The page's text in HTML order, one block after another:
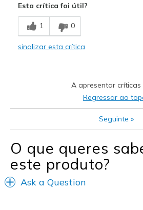
Stylish
Contras
Not as warm as I had hoped and was
Feels true to size
Esta crítica foi útil?
1 0
sinalizar esta crítica
A apresentar críticas
Regressar ao
Seguinte »
O que queres
este produto?
Ask a Question